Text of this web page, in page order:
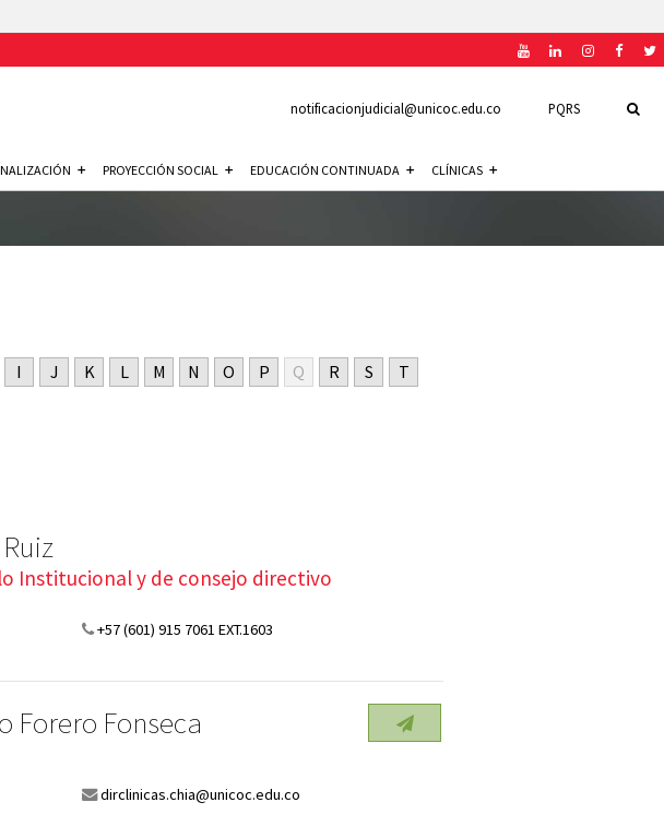
PQRS
notificacionjudicial@unicoc.edu.co
PROYECCIÓN SOCIAL EDUCACIÓN CONTINUADA CLÍNICAS
I J K L M N O P Q R S
T
Institucional y de consejo directivo
+57 (601) 915 7061 EXT.1603
Forero Fonseca
dirclinicas.chia@unicoc.edu.co